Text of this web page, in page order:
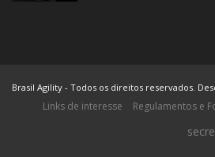
Brasil Agility - Todos os direitos reservados.
Links de interesse Regulamentos e